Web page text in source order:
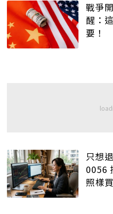
戰爭
醒：
要！
只想
0056
照樣買